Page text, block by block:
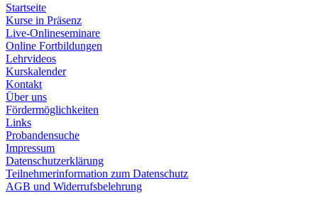
Startseite
Kurse in Präsenz
Live-Onlineseminare
Online Fortbildungen
Lehrvideos
Kurskalender
Kontakt
Über uns
Fördermöglichkeiten
Links
Probandensuche
Impressum
Datenschutzerklärung
Teilnehmerinformation zum Datenschutz
AGB und Widerrufsbelehrung